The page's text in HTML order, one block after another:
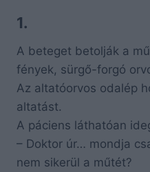
1.
A beteget betolják a
fények, sürgő-forgó
Az altatóorvos odalép
altatást.
A páciens láthatóan
– Doktor úr… mondja
nem sikerül a műtét?